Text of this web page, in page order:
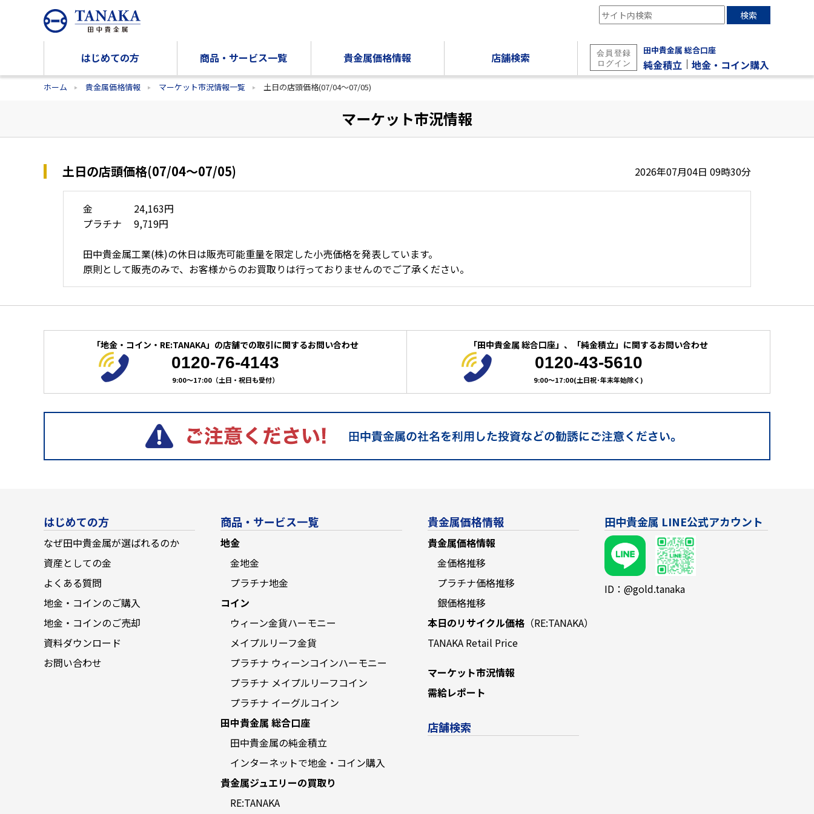
検索
はじめての方 商品・サービス一覧 貴金属価格情報 店舗検索
田中貴金属 総合口座
純金積立 ｜地金・コイン購入
ホーム 貴金属価格情報 マーケット市況情報一覧 土日の店頭価格(07/04～07/05)
マーケット市況情報
土日の店頭価格(07/04～07/05) 2026年07月04日 09時30分
金 24,163円
プラチナ 9,719円
田中貴金属工業(株)の休日は販売可能重量を限定した小売価格を発表しています。
原則として販売のみで、お客様からのお買取りは行っておりませんのでご了承ください。
「地金・コイン・RE:TANAKA」の店舗での取引に関するお問い合わせ
0120-76-4143
9:00～17:00（土日・祝日も受付）
「田中貴金属 総合口座」、 「純金積立」に関するお問い合わせ
0120-43-5610
9:00～17:00(土日祝･年末年始除く)
はじめての方
なぜ田中貴金属が選ばれるのか
資産としての金
よくある質問
地金・コインのご購入
地金・コインのご売却
資料ダウンロード
お問い合わせ
商品・サービス一覧
地金
金地金
プラチナ地金
コイン
ウィーン金貨ハーモニー
メイプルリーフ金貨
プラチナ ウィーンコインハーモニー
プラチナ メイプルリーフコイン
プラチナ イーグルコイン
田中貴金属 総合口座
田中貴金属の純金積立
インターネットで地金・コイン購入
貴金属ジュエリーの買取り
RE:TANAKA
貴金属価格情報
貴金属価格情報
金価格推移
プラチナ価格推移
銀価格推移
本日のリサイクル価格 （RE:TANAKA）
TANAKA Retail Price
マーケット市況情報
需給レポート
店舗検索
田中貴金属 LINE公式アカウント
ID：@gold.tanaka